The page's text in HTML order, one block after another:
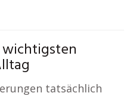
tatsächlich